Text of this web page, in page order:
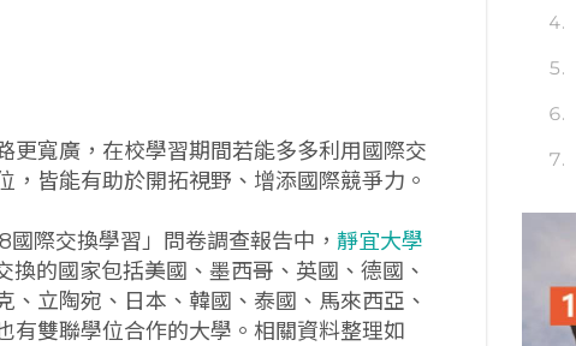
更寬廣，在校學習期間若能多多利用國際交
皆能有助於開拓視野、增添國際競爭力。
際交換學習」問卷調查報告中， 靜宜大學
的國家包括美國、墨西哥、英國、德國、
立陶宛、日本、韓國、泰國、馬來西亞、
有雙聯學位合作的大學。相關資料整理如